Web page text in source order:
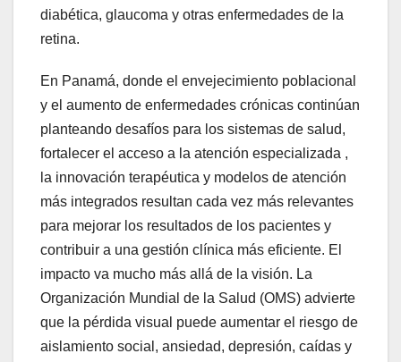
diabética, glaucoma y otras enfermedades de la
retina.
En Panamá, donde el envejecimiento poblacional
y el aumento de enfermedades crónicas continúan
planteando desafíos para los sistemas de salud,
fortalecer el acceso a la atención especializada ,
la innovación terapéutica y modelos de atención
más integrados resultan cada vez más relevantes
para mejorar los resultados de los pacientes y
contribuir a una gestión clínica más eficiente. El
impacto va mucho más allá de la visión. La
Organización Mundial de la Salud (OMS) advierte
que la pérdida visual puede aumentar el riesgo de
aislamiento social, ansiedad, depresión, caídas y